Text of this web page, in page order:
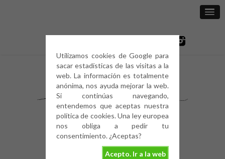
Utilizamos cookies de Google para
sacar estadísticas de las visitas a la
web. La información es totalmente
anónima, nos ayuda mejorar la web.
Si continúas navegando,
entendemos que aceptas nuestra
política de cookies. Una ley europea
nos obliga a pedir tu
consentimiento. ¿Aceptas?
Acepto. Ir a la web